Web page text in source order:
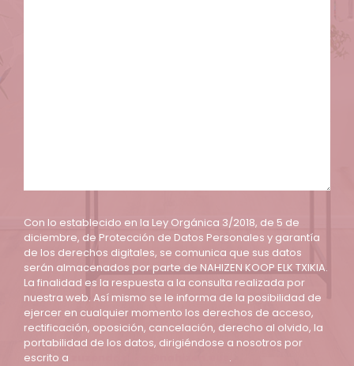
Con lo establecido en la Ley Orgánica 3/2018, de 5 de
diciembre, de Protección de Datos Personales y garantía
de los derechos digitales, se comunica que sus datos
serán almacenados por parte de NAHIZEN KOOP ELK TXIKIA.
La finalidad es la respuesta a la consulta realizada por
nuestra web. Así mismo se le informa de la posibilidad de
ejercer en cualquier momento los derechos de acceso,
rectificación, oposición, cancelación, derecho al olvido, la
portabilidad de los datos, dirigiéndose a nosotros por
escrito a
.